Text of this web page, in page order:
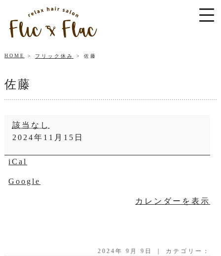
HOME フリック休み 佐藤
佐藤
該当なし
2024年11月15日
iCal
Google
カレンダーを表示
2024年 9月 9日 ｜ カテゴリー：